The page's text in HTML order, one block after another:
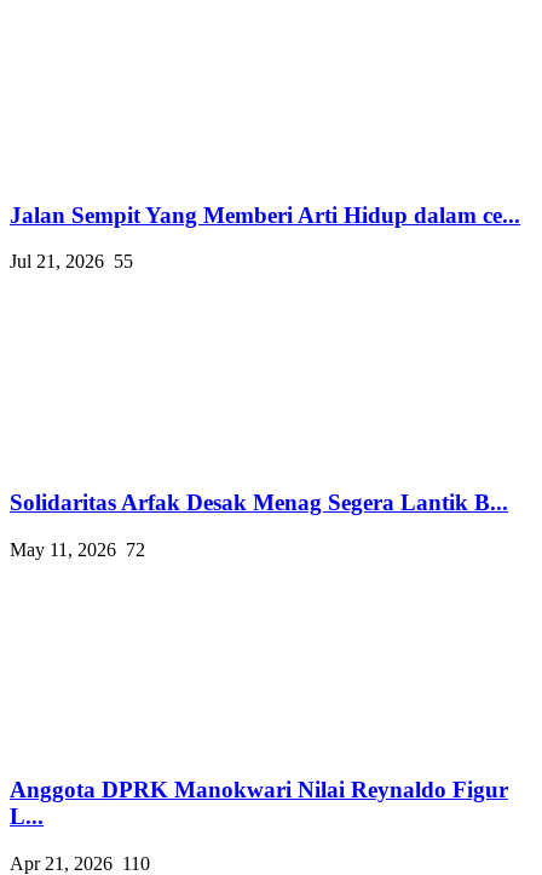
Jalan Sempit Yang Memberi Arti Hidup dalam ce...
Jul 21, 2026 55
Solidaritas Arfak Desak Menag Segera Lantik B...
May 11, 2026 72
Anggota DPRK Manokwari Nilai Reynaldo Figur
L...
Apr 21, 2026 110